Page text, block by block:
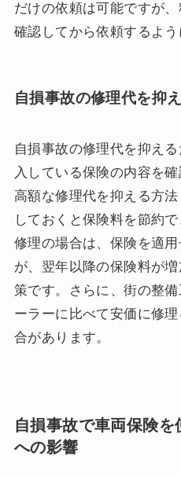
だけの依頼は可能ですが
確認してから依頼するよう
自損事故の修理代を抑
自損事故の修理代を抑え
入している保険の内容を
高額な修理代を抑える方
しておくと保険料を節約
修理の場合は、保険を適
が、翌年以降の保険料が
策です。さらに、街の整
ーラーに比べて安価に修
合があります。
自損事故で車両保険
への影響